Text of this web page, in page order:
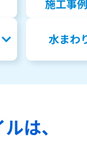
施工事
水まわ
は、